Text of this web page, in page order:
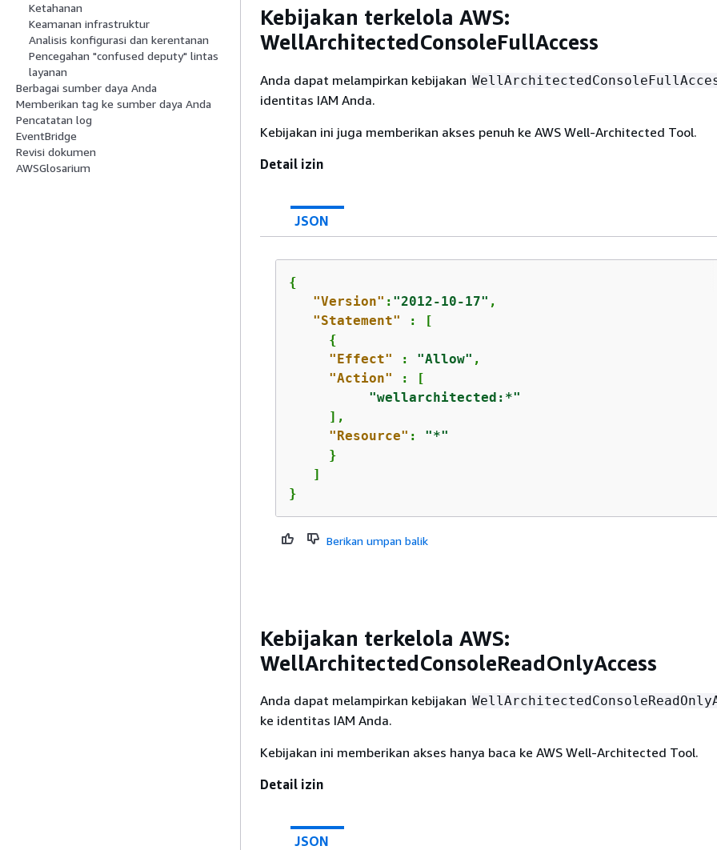
Ketahanan
Keamanan infrastruktur
Analisis konfigurasi dan kerentanan
Pencegahan "confused deputy" lintas
layanan
Berbagai sumber daya Anda
Memberikan tag ke sumber daya Anda
Pencatatan log
EventBridge
Revisi dokumen
AWSGlosarium
Kebijakan terkelola AWS:
WellArchitectedConsoleFullAccess
Anda dapat melampirkan kebijakan
identitas IAM Anda.
Kebijakan ini juga memberikan akses penuh ke AWS Well-Architected Tool.
Detail izin
JSON
{
"Version" : "2012-10-17" ,
"Statement" : [
{
"Effect" : "Allow" ,
"Action" : [
"wellarchitected:*"
     ],
"Resource" : "*"
     }
   ]
}
Berikan umpan balik
Kebijakan terkelola AWS:
WellArchitectedConsoleReadOnlyAccess
Anda dapat melampirkan kebijakan
ke identitas IAM Anda.
Kebijakan ini memberikan akses hanya baca ke AWS Well-Architected Tool.
Detail izin
JSON